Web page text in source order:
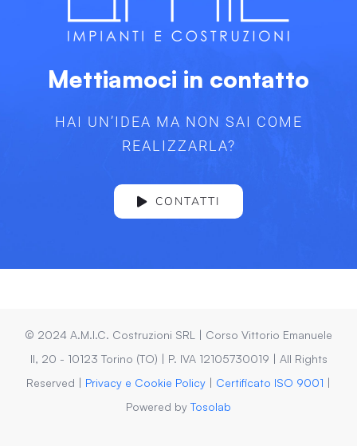
Mettiamoci in contatto
HAI UN’IDEA MA NON SAI COME
REALIZZARLA?
CONTATTI
© 2024 A.M.I.C. Costruzioni SRL | Corso Vittorio Emanuele
II, 20 - 10123 Torino (TO) | P. IVA 12105730019 | All Rights
Reserved | Privacy e Cookie Policy | Certificato ISO 9001 |
Powered by Tosolab